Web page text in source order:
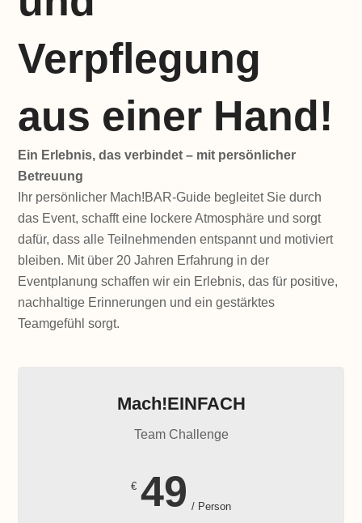
Verpflegung
aus einer Hand!
Ein Erlebnis, das verbindet – mit persönlicher
Betreuung
Ihr persönlicher Mach!BAR-Guide begleitet Sie durch
das Event, schafft eine lockere Atmosphäre und sorgt
dafür, dass alle Teilnehmenden entspannt und motiviert
bleiben. Mit über 20 Jahren Erfahrung in der
Eventplanung schaffen wir ein Erlebnis, das für positive,
nachhaltige Erinnerungen und ein gestärktes
Teamgefühl sorgt.
Mach!EINFACH
Team Challenge
€ 49 / Person